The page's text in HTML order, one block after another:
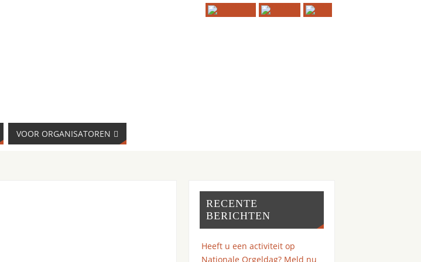
VOOR ORGANISATOREN
RECENTE
BERICHTEN
Heeft u een activiteit op
Nationale Orgeldag? Meld nu